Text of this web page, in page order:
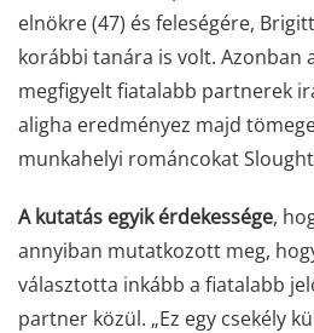
elnökre (47) és feleségére,
korábbi tanára is volt. Azonban
megfigyelt fiatalabb partnerek
aligha eredményez majd
munkahelyi románcokat
A kutatás egyik érdekessége,
annyiban mutatkozott meg,
választotta inkább a fiatalabb
partner közül. „Ez egy csekély